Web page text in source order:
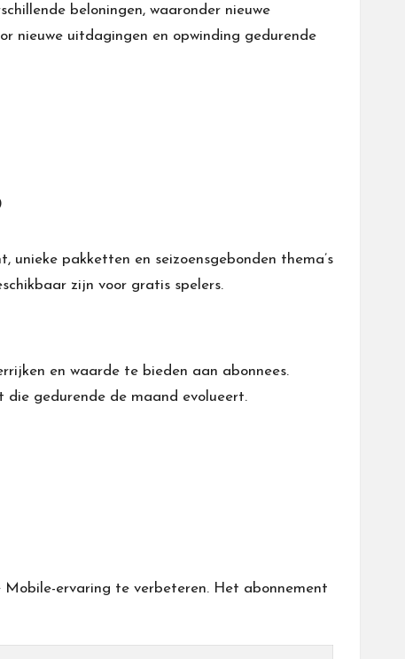
beloningen, waaronder nieuwe
nieuwe uitdagingen en opwinding gedurende
unieke pakketten en seizoensgebonden thema’s
zijn voor gratis spelers.
en waarde te bieden aan abonnees.
die gedurende de maand evolueert.
Mobile-ervaring te verbeteren. Het abonnement